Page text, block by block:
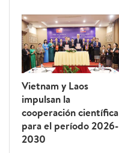
Vietnam y Laos
impulsan la
cooperación científica
para el período 2026-
2030